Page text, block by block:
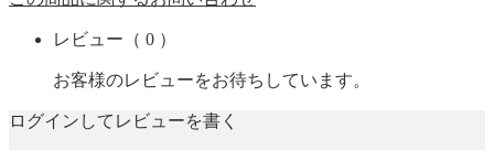
レビュー （ 0 ）
お客様のレビューをお待ちしています。
ログインしてレビューを書く